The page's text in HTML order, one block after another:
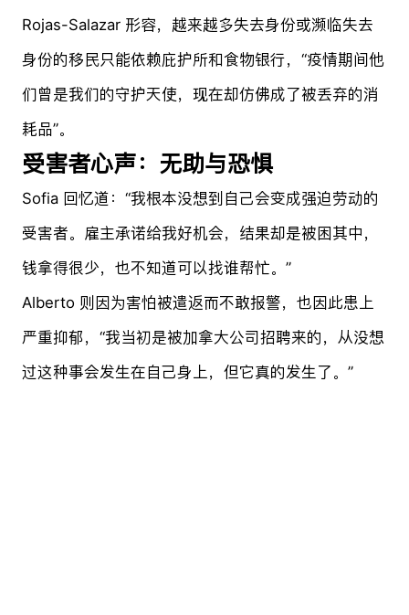
Rojas-Salazar 形容，越来越多失去身份或濒临失去
身份的移民只能依赖庇护所和食物银行，“疫情期间他
们曾是我们的守护天使，现在却仿佛成了被丢弃的消
耗品”。
受害者心声：无助与恐惧
Sofia 回忆道：“我根本没想到自己会变成强迫劳动的
受害者。雇主承诺给我好机会，结果却是被困其中，
钱拿得很少，也不知道可以找谁帮忙。”
Alberto 则因为害怕被遣返而不敢报警，也因此患上
严重抑郁，“我当初是被加拿大公司招聘来的，从没想
过这种事会发生在自己身上，但它真的发生了。”